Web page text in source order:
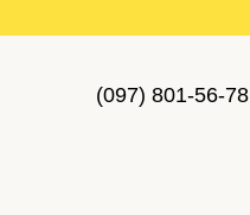
(097) 801-56-78